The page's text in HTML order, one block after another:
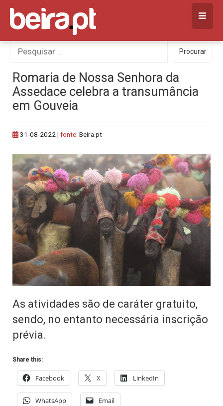
Skip
content
Procurar
por:
Procurar
Romaria de Nossa Senhora da
Assedace celebra a transumância
em Gouveia
31-08-2022 | fonte: Beira.pt
As atividades são de caráter gratuito,
sendo, no entanto necessária inscrição
prévia.
Share this:
Facebook X LinkedIn
WhatsApp Email